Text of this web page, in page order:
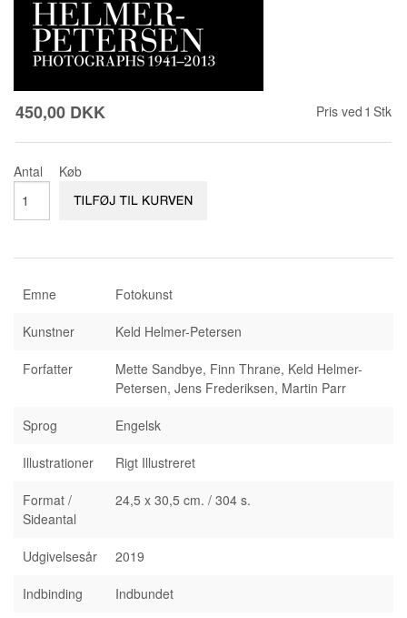
UDVIDET SØGNING
450,00 DKK Pris ved 1 Stk
Antal Køb
Emne Fotokunst
Kunstner Keld Helmer-Petersen
Forfatter
Mette Sandbye, Finn Thrane, Keld Helmer-
Petersen, Jens Frederiksen, Martin Parr
Sprog Engelsk
Illustrationer Rigt Illustreret
Format /
Sideantal
24,5 x 30,5 cm. / 304 s.
Udgivelsesår 2019
Indbinding Indbundet